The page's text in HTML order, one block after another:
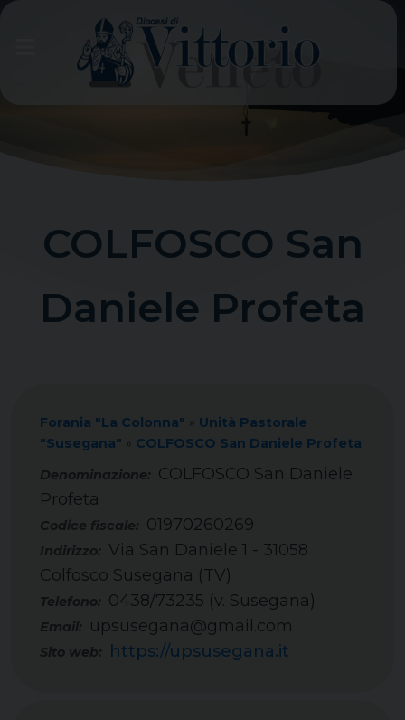
COLFOSCO San
Daniele Profeta
Forania "La Colonna" » Unità Pastorale
"Susegana" » COLFOSCO San Daniele Profeta
COLFOSCO San Daniele
Profeta
Codice fiscale: 01970260269
Telefono: 0438/73235 (v. Susegana)
Email: upsusegana@gmail.com
Sito web: https://upsusegana.it
Indirizzo: Via San Daniele 1 - 31058
Colfosco Susegana (TV)